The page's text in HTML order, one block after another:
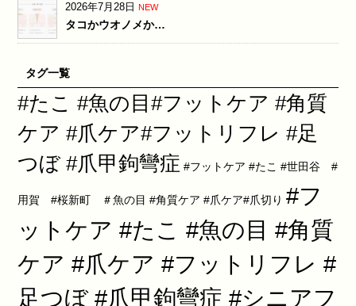
2026年7月28日 NEW
タコかウオノメか…
タグ一覧
#たこ #魚の目#フットケア #角質
ケア #爪ケア#フットリフレ #足
つぼ #爪甲鉤彎症 #フットケア #たこ #世田谷 #
用賀 #桜新町 ＃魚の目 #角質ケア #爪ケア#爪切り #フ
ットケア #たこ #魚の目 #角質
ケア #爪ケア #フットリフレ #
足つぼ #爪甲鉤彎症 #シニアフ